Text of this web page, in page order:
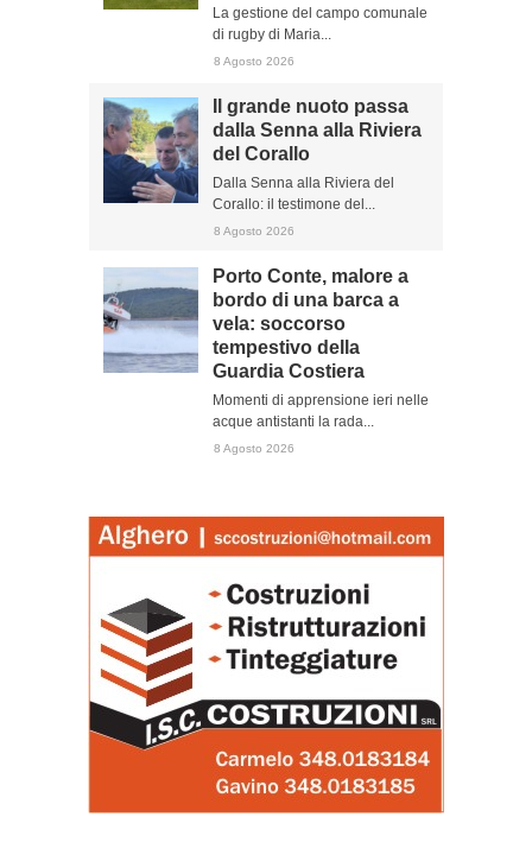
La gestione del campo comunale
di rugby di Maria...
8 Agosto 2026
Il grande nuoto passa
dalla Senna alla Riviera
del Corallo
Dalla Senna alla Riviera del
Corallo: il testimone del...
8 Agosto 2026
Porto Conte, malore a
bordo di una barca a
vela: soccorso
tempestivo della
Guardia Costiera
Momenti di apprensione ieri nelle
acque antistanti la rada...
8 Agosto 2026